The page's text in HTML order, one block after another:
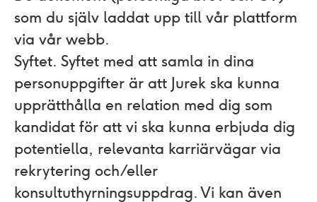
som du själv laddat upp till vår plattform
via vår webb.
Syftet. Syftet med att samla in dina
personuppgifter är att Jurek ska kunna
upprätthålla en relation med dig som
kandidat för att vi ska kunna erbjuda dig
potentiella, relevanta karriärvägar via
rekrytering och/eller
konsultuthyrningsuppdrag. Vi kan även